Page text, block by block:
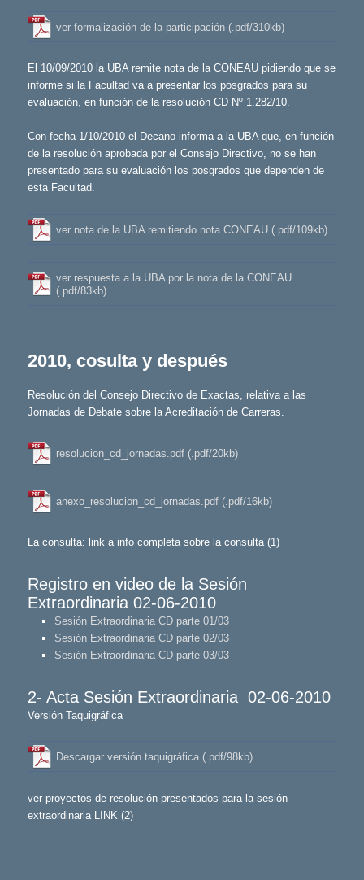
ver formalización de la participación (.pdf/310kb)
El 10/09/2010 la UBA remite nota de la CONEAU pidiendo que se
informe si la Facultad va a presentar los posgrados para su
evaluación, en función de la resolución CD Nº 1.282/10.
Con fecha 1/10/2010 el Decano informa a la UBA que, en función
de la resolución aprobada por el Consejo Directivo, no se han
presentado para su evaluación los posgrados que dependen de
esta Facultad.
ver nota de la UBA remitiendo nota CONEAU (.pdf/109kb)
ver respuesta a la UBA por la nota de la CONEAU
(.pdf/83kb)
2010, cosulta y después
Resolución del Consejo Directivo de Exactas, relativa a las
Jornadas de Debate sobre la Acreditación de Carreras.
resolucion_cd_jornadas.pdf (.pdf/20kb)
anexo_resolucion_cd_jornadas.pdf (.pdf/16kb)
La consulta: link a info completa sobre la consulta (1)
Registro en video de la Sesión
Extraordinaria 02-06-2010
Sesión Extraordinaria CD parte 01/03
Sesión Extraordinaria CD parte 02/03
Sesión Extraordinaria CD parte 03/03
2- Acta Sesión Extraordinaria 02-06-2010
Versión Taquigráfica
Descargar versión taquigráfica (.pdf/98kb)
ver proyectos de resolución presentados para la sesión
extraordinaria LINK (2)